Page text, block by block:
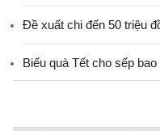
Đề xuất chi đến 50 triệu
Biếu quà Tết cho sếp